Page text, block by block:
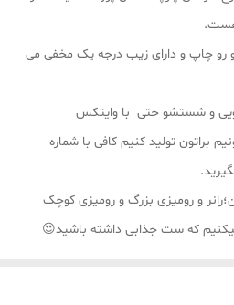
هست.
رو چاپ و دارای زیب درجه یک مخفی می
و شستشو حتی با وایتکس
براتون تولید کنیم کافی با شماره
و رومیزی بزرگ و رومیزی کوچک
که ست جذابی داشته باشید😍